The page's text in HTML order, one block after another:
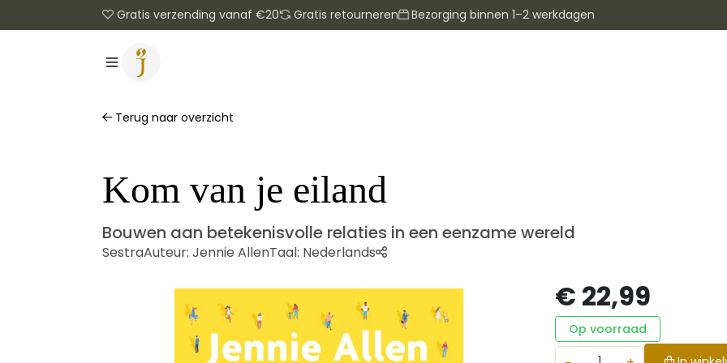
Gratis verzending vanaf €20 Gratis retourneren Bezorging binnen 1–2 werkdagen
Terug naar overzicht
Kom van je eiland
Bouwen aan betekenisvolle relaties in een eenzame wereld
SestraAuteur: Jennie AllenTaal: Nederlands
€ 22,99
Op voorraad